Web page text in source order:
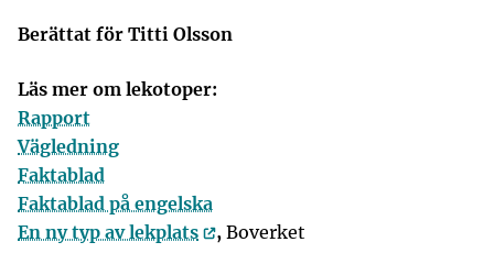
Berättat för Titti Olsson
Läs mer om lekotoper:
Rapport
Vägledning
Faktablad
Faktablad på engelska
En ny typ av lekplats
, Boverket